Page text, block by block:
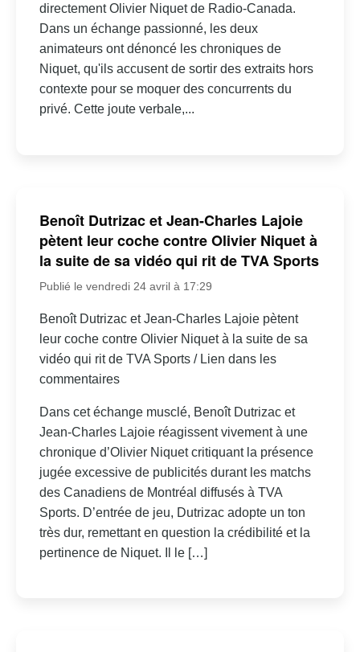
directement Olivier Niquet de Radio-Canada.
Dans un échange passionné, les deux
animateurs ont dénoncé les chroniques de
Niquet, qu'ils accusent de sortir des extraits hors
contexte pour se moquer des concurrents du
privé. Cette joute verbale,...
Benoît Dutrizac et Jean-Charles Lajoie
pètent leur coche contre Olivier Niquet à
la suite de sa vidéo qui rit de TVA Sports
Publié le vendredi 24 avril à 17:29
Benoît Dutrizac et Jean-Charles Lajoie pètent
leur coche contre Olivier Niquet à la suite de sa
vidéo qui rit de TVA Sports / Lien dans les
commentaires
Dans cet échange musclé, Benoît Dutrizac et
Jean-Charles Lajoie réagissent vivement à une
chronique d’Olivier Niquet critiquant la présence
jugée excessive de publicités durant les matchs
des Canadiens de Montréal diffusés à TVA
Sports. D’entrée de jeu, Dutrizac adopte un ton
très dur, remettant en question la crédibilité et la
pertinence de Niquet. Il le […]